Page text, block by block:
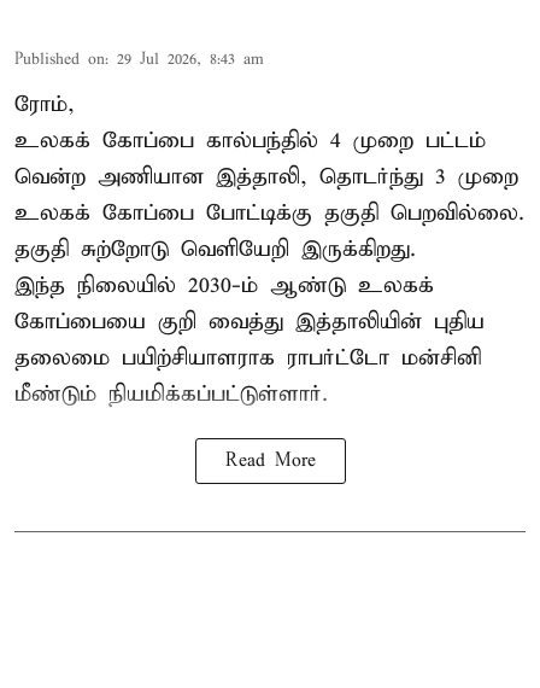
Published on: 29 Jul 2026, 8:43 am
ரோம்,
உலகக் கோப்பை கால்பந்தில் 4 முறை பட்டம்
வென்ற அணியான இத்தாலி, தொடர்ந்து 3 முறை
உலகக் கோப்பை போட்டிக்கு தகுதி பெறவில்லை.
தகுதி சுற்றோடு வெளியேறி இருக்கிறது.
இந்த நிலையில் 2030-ம் ஆண்டு உலகக்
கோப்பையை குறி வைத்து இத்தாலியின் புதிய
தலைமை பயிற்சியாளராக ராபர்ட்டோ மன்சினி
மீண்டும் நியமிக்கப்பட்டுள்ளார்.
Read More